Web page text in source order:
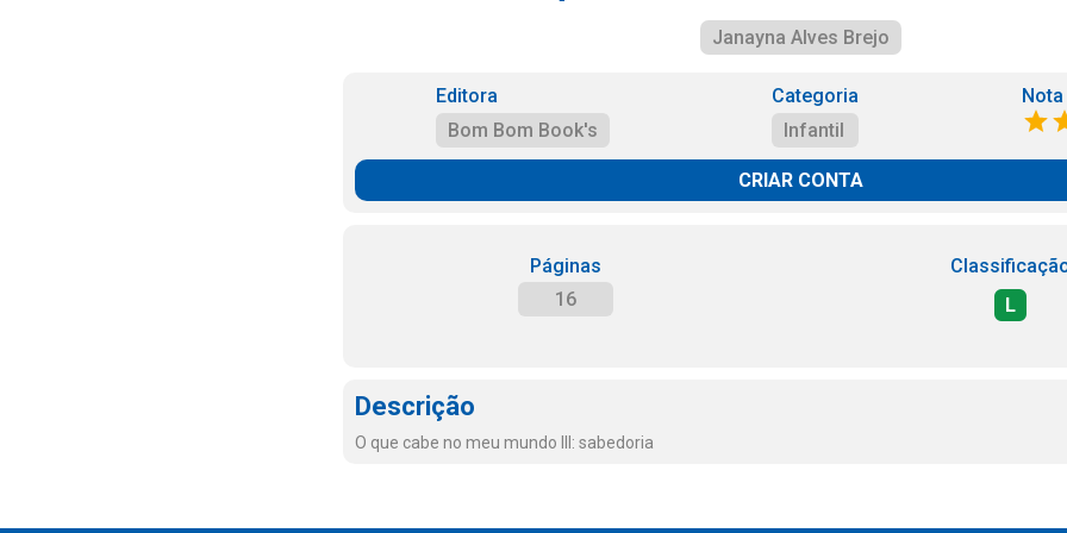
Janayna Alves Brejo
Editora
Bom Bom Book's
Categoria
Infantil
Nota
CRIAR CONTA
Páginas
16
L
Descrição
O que cabe no meu mundo III: sabedoria